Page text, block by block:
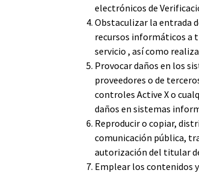
electrónicos de
Obstaculizar la entrada
recursos informáticos a
servicio , así como
Provocar daños en los
proveedores o de
controles Active X o
daños en sistemas
Reproducir o copiar,
comunicación pública,
autorización del titular
Emplear los contenidos